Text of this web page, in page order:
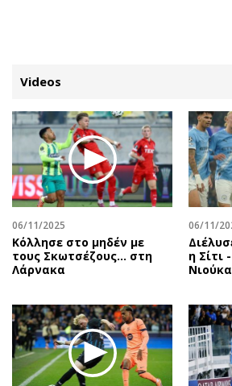
ΚΑΤΗΓΟΡΙΕΣ ΣΥΝΔΕΣΗ
Κύπρος
Παιδεία
Υγεία
Πολιτική
Βουλευτικές 2026
Προεδρικές 2023
Δημοσκοπήσεις
Διπλωματία
Αθλητισμός
The
Υγεία
Geek
Videos
06/11/2025
Κόλλησε στο μηδέν με
τους Σκωτσέζους... στη
Λάρνακα
06/11/
η Σίτι